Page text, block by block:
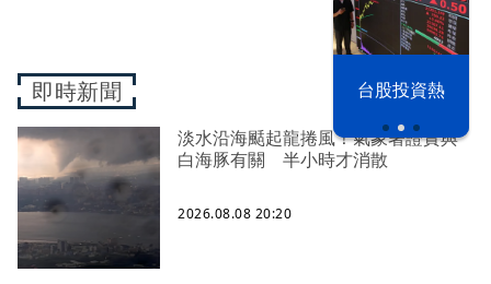
台股投資熱
即時新聞
淡水沿海颳起龍捲風！氣象署證實與
白海豚有關 半小時才消散
2026.08.08 20:20